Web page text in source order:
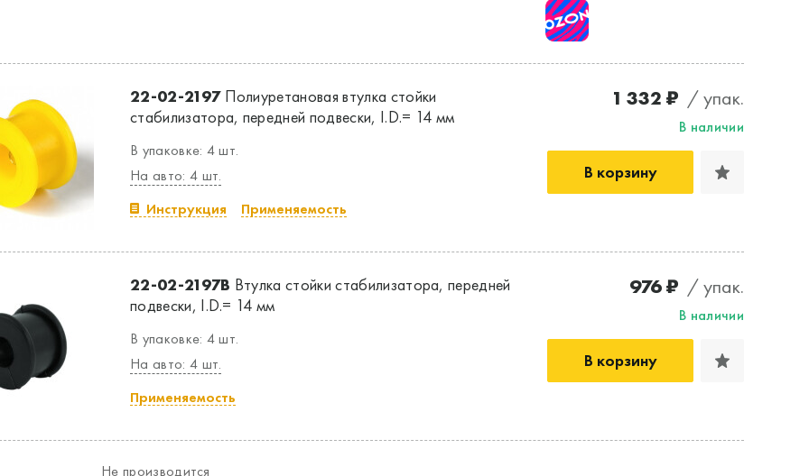
22-02-2197Полиуретановая втулка стойки
стабилизатора, передней подвески, I.D.= 14 мм
В упаковке: 4 шт.
На авто: 4 шт.
Инструкция
Применяемость
1 332 ₽ / упак.
В наличии
В корзину
22-02-2197B Втулка стойки стабилизатора, передней
подвески, I.D.= 14 мм
В упаковке: 4 шт.
На авто: 4 шт.
Применяемость
976 ₽ / упак.
В наличии
В корзину
Не производится